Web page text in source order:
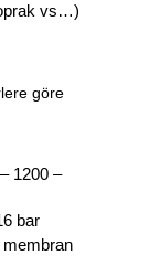
vs…)
göre
1200 –
bar
membran